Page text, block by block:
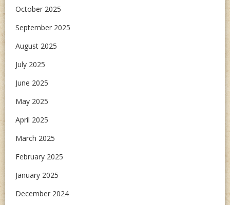
October 2025
September 2025
August 2025
July 2025
June 2025
May 2025
April 2025
March 2025
February 2025
January 2025
December 2024